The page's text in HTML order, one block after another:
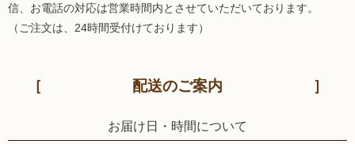
信、お電話の対応は営業時間内とさせていただいております。
（ご注文は、24時間受付けております）
配送のご案内
お届け日・時間について